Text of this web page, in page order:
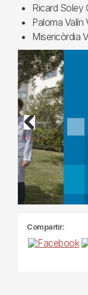
Ricard Soley
Paloma Valín
Misericòrdia
Previous
Compartir: